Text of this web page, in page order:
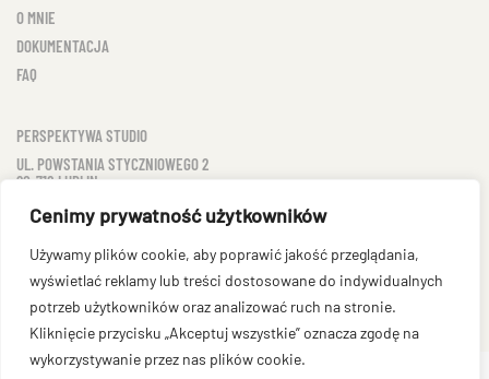
Cenimy prywatność użytkowników
Używamy plików cookie, aby poprawić jakość przeglądania,
wyświetlać reklamy lub treści dostosowane do indywidualnych
potrzeb użytkowników oraz analizować ruch na stronie.
Kliknięcie przycisku „Akceptuj wszystkie” oznacza zgodę na
wykorzystywanie przez nas plików cookie.
O MNIE
DOKUMENTACJA
FAQ
PERSPEKTYWA STUDIO
UL. POWSTANIA STYCZNIOWEGO 2
20-718 LUBLIN
NIP: 712 25 03 409
BIURO@PERSPEKTYWASTUDIO.PL